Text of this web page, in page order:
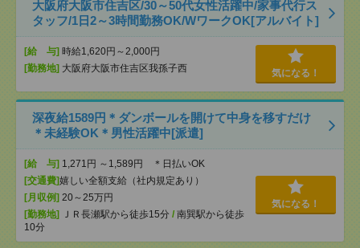
大阪府大阪市住吉区/30～50代女性活躍中/家事代行ス
タッフ/1日2～3時間勤務OK/WワークOK[アルバイト]
[給 与] 時給1,620円～2,000円
[勤務地] 大阪府大阪市住吉区我孫子西 気になる！
深夜給1589円＊ダンボールを開けて中身を移すだけ
＊未経験OK＊男性活躍中[派遣]
[給 与] 1,271円 ～1,589円 ＊日払いOK
[交通費]嬉しい全額支給（社内規定あり）
[月収例] 20～25万円
[勤務地]
ＪＲ長瀬駅から徒歩15分 / 南巽駅から徒歩
10分
気になる！